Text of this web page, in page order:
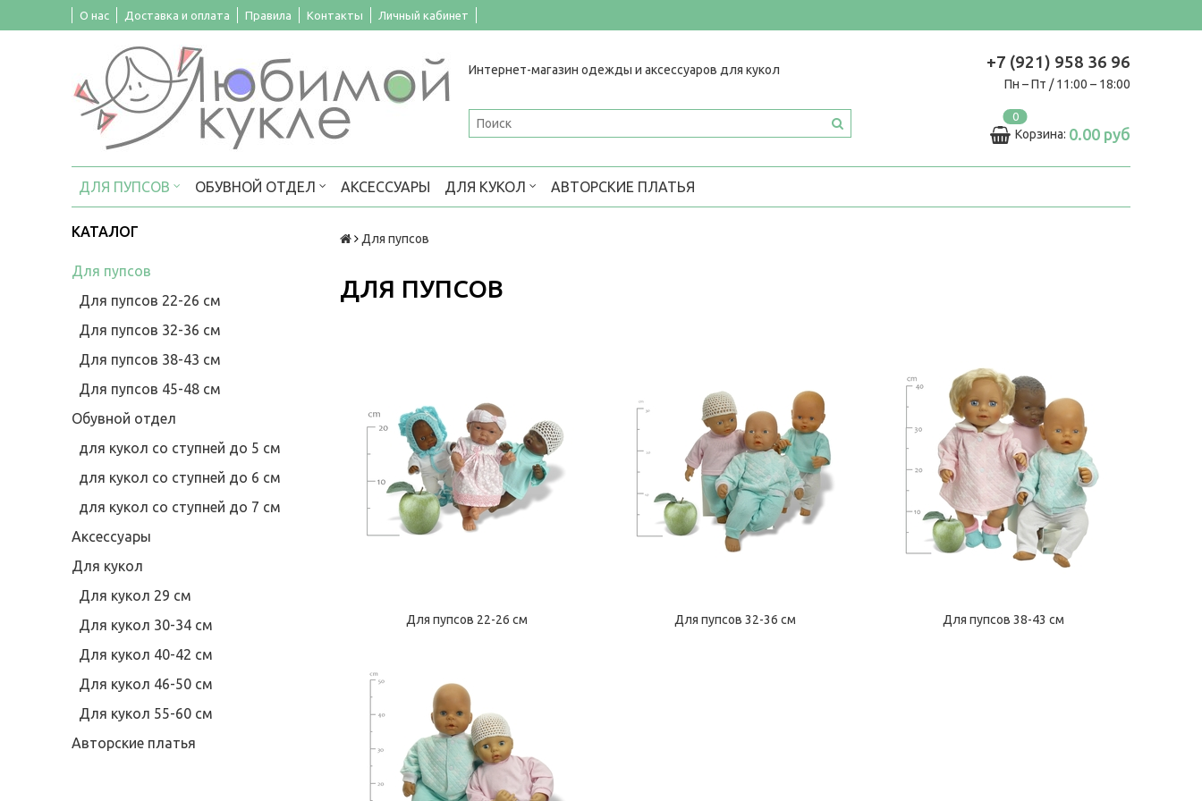
О нас Доставка и оплата Правила Контакты Личный кабинет
Интернет-магазин одежды и аксессуаров для кукол +7 (921) 958 36 96
Пн – Пт / 11:00 – 18:00
0
Корзина: 0.00 руб
ДЛЯ ПУПСОВ ОБУВНОЙ ОТДЕЛ АКСЕССУАРЫ ДЛЯ КУКОЛ АВТОРСКИЕ ПЛАТЬЯ
КАТАЛОГ
Для пупсов
Для пупсов 22-26 см
Для пупсов 32-36 см
Для пупсов 38-43 см
Для пупсов 45-48 см
Обувной отдел
для кукол со ступней до 5 см
для кукол со ступней до 6 см
для кукол со ступней до 7 см
Аксессуары
Для кукол
Для кукол 29 см
Для кукол 30-34 см
Для кукол 40-42 см
Для кукол 46-50 см
Для кукол 55-60 см
Авторские платья
Для пупсов
ДЛЯ ПУПСОВ
Для пупсов 22-26 см Для пупсов 32-36 см Для пупсов 38-43 см